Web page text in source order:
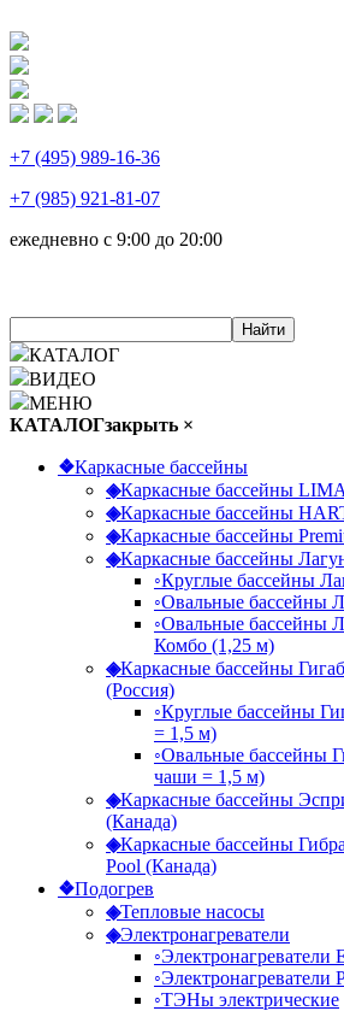
+7 (495) 989-16-36
+7 (985) 921-81-07
ежедневно с 9:00 до 20:00
Найти
КАТАЛОГ
ВИДЕО
МЕНЮ
КАТАЛОГзакрыть ×
❖Каркасные бассейны
◈Каркасные бассейны
◈Каркасные бассейны
◈Каркасные бассейны
◈Каркасные бассейны
◦Круглые бассейны
◦Овальные бассейны
◦Овальные бассейны
Комбо (1,25 м)
◈Каркасные бассейны
(Россия)
◦Круглые бассейны
= 1,5 м)
◦Овальные бассейны
чаши = 1,5 м)
◈Каркасные бассейны
(Канада)
◈Каркасные бассейны
Pool (Канада)
❖Подогрев
◈Тепловые насосы
◈Электронагреватели
◦Электронагреватели
◦Электронагреватели
◦ТЭНы электрические